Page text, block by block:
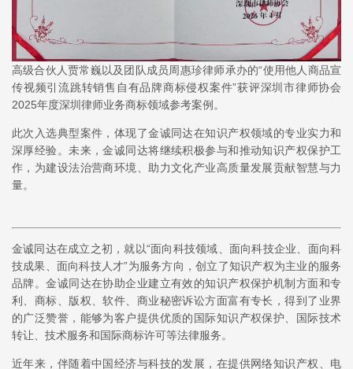
高级合伙人贾常巍以及团队成员周惠珍律师承办的“使用他人商品宣
传视频引流跳转销售自有品牌商标侵权案件”获评深圳市律师协会
2025年度深圳律师业务商标领域参考案例。
此次入选典型案件，体现了金诚同达在知识产权领域的专业实力和
深厚经验。未来，金诚同达将继续积极参与和推动知识产权保护工
作，为建设法治营商环境、助力文化产业高质量发展贡献智慧与力
量。
金诚同达在成立之初，就以“面向科技领域、面向科技企业、面向科
技成果、面向科技人才”为服务方向，创立了知识产权为主业的服务
品牌。金诚同达在协助企业建立有效的知识产权保护机制方面和专
利、商标、版权、软件、商业秘密诉讼方面富有专长，得到了业界
的广泛赞誉，能够为客户提供优质的国际知识产权保护、国际技术
转让、技术服务和国际商标许可等法律服务。
近年来，伴随着中国经济与科技的发展，在提供网络知识产权、电